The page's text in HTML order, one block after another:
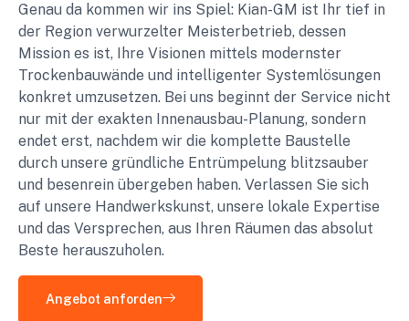
Genau da kommen wir ins Spiel: Kian-GM ist Ihr tief in
der Region verwurzelter Meisterbetrieb, dessen
Mission es ist, Ihre Visionen mittels modernster
Trockenbauwände und intelligenter Systemlösungen
konkret umzusetzen. Bei uns beginnt der Service nicht
nur mit der exakten Innenausbau-Planung, sondern
endet erst, nachdem wir die komplette Baustelle
durch unsere gründliche Entrümpelung blitzsauber
und besenrein übergeben haben. Verlassen Sie sich
auf unsere Handwerkskunst, unsere lokale Expertise
und das Versprechen, aus Ihren Räumen das absolut
Beste herauszuholen.
Angebot anforden